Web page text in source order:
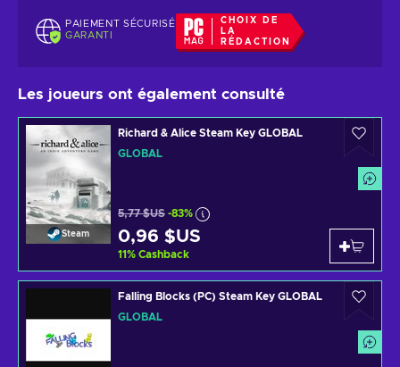
PAIEMENT SÉCURISÉ
GARANTI
CHOIX DE
LA
RÉDACTION
Les joueurs ont également consulté
Steam
Richard & Alice Steam Key GLOBAL
GLOBAL
5,77 $US -83%
0,96 $US
11% Cashback
Falling Blocks (PC) Steam Key GLOBAL
GLOBAL